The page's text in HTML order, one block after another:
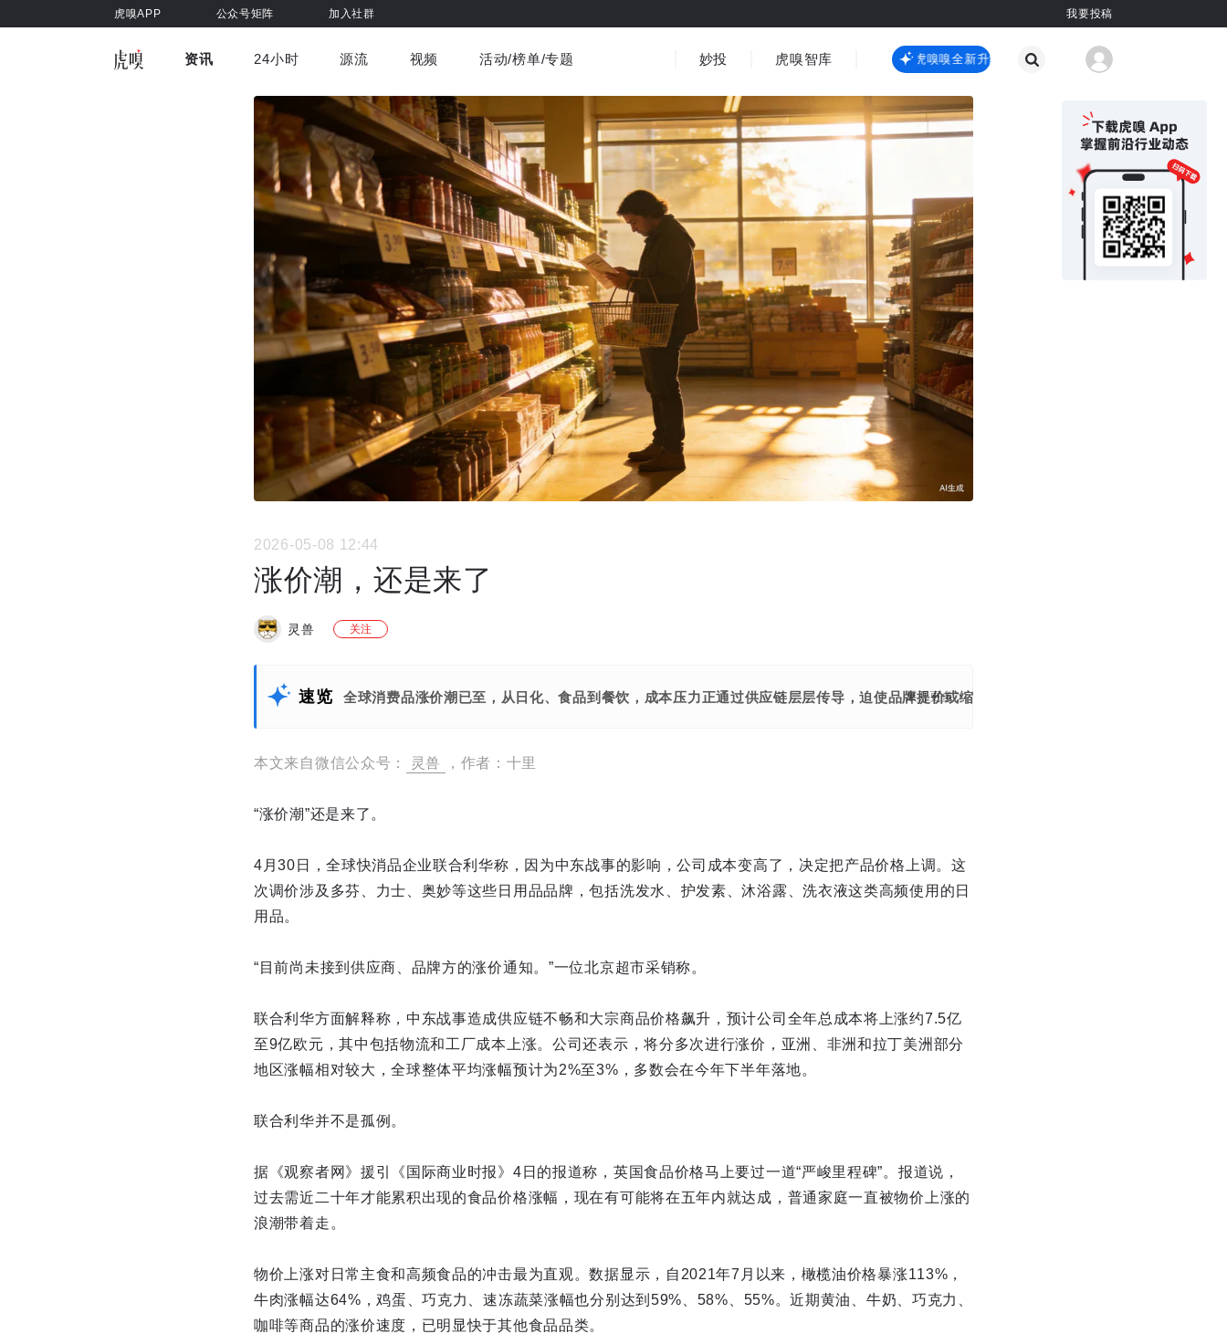
虎嗅APP 公众号矩阵 加入社群 我要投稿
资讯
车与出行 商业消费 社会文化 金融财经 出海
国际热点
健康 书影音 医疗 3C数码 观点 其他
24小时 源流 视频
虎嗅视界 视频精选
活动/榜单/专题 妙投 虎嗅智库 虎嗅嗅全新升级 虎嗅嗅全新升级
2026-05-08 12:44
涨价潮，还是来了
灵兽 关注
速览 全球消费品涨价潮已至，从日化、食品到餐饮，成本压力正通过供应链层层传导，迫使品牌提价或缩减优惠，同时改变着消费者的购买习惯
展开更多
本文来自微信公众号： 灵兽 ，作者：十里
“涨价潮”还是来了。
4月30日，全球快消品企业联合利华称，因为中东战事的影响，公司成本变高了，决定把产品价格上调。这
次调价涉及多芬、力士、奥妙等这些日用品品牌，包括洗发水、护发素、沐浴露、洗衣液这类高频使用的日
用品。
“目前尚未接到供应商、品牌方的涨价通知。”一位北京超市采销称。
联合利华方面解释称，中东战事造成供应链不畅和大宗商品价格飙升，预计公司全年总成本将上涨约7.5亿
至9亿欧元，其中包括物流和工厂成本上涨。公司还表示，将分多次进行涨价，亚洲、非洲和拉丁美洲部分
地区涨幅相对较大，全球整体平均涨幅预计为2%至3%，多数会在今年下半年落地。
联合利华并不是孤例。
据《观察者网》援引《国际商业时报》4日的报道称，英国食品价格马上要过一道“严峻里程碑”。报道说，
过去需近二十年才能累积出现的食品价格涨幅，现在有可能将在五年内就达成，普通家庭一直被物价上涨的
浪潮带着走。
物价上涨对日常主食和高频食品的冲击最为直观。数据显示，自2021年7月以来，橄榄油价格暴涨113%，
牛肉涨幅达64%，鸡蛋、巧克力、速冻蔬菜涨幅也分别达到59%、58%、55%。近期黄油、牛奶、巧克力、
咖啡等商品的涨价速度，已明显快于其他食品品类。